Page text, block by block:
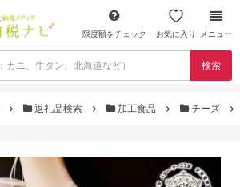
限度額をチェック お気に入り メニュー
検索
返礼品検索 加工食品 チーズ